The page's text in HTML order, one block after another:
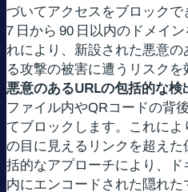
づいてアクセスをブロック
7 日から 90 日以内のドメイ
れにより、新設された悪意
る攻撃の被害に遭うリスクを
悪意のあるURLの包括的な検
ファイル内やQRコードの背
てブロックします。これに
の目に見えるリンクを超え
括的なアプローチにより、
内にエンコードされた隠れ